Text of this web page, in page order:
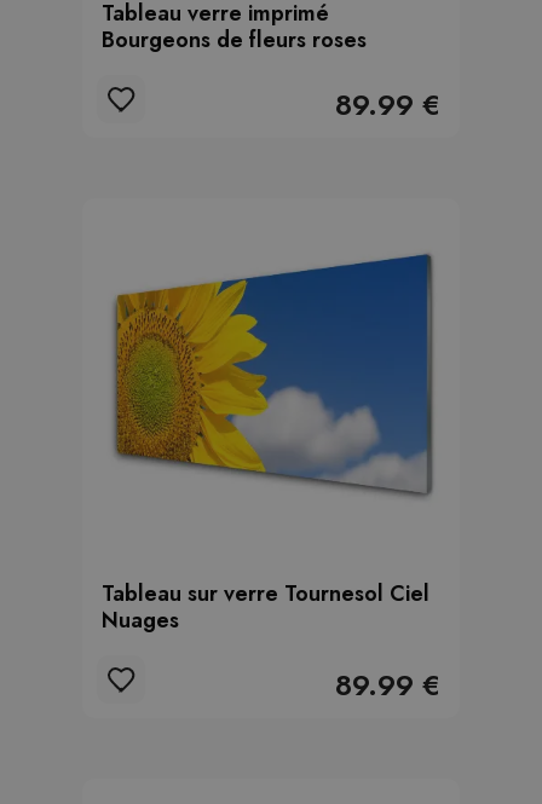
Tableau verre imprimé
Bourgeons de fleurs roses
89.99 €
Tableau sur verre Tournesol Ciel
Nuages
89.99 €